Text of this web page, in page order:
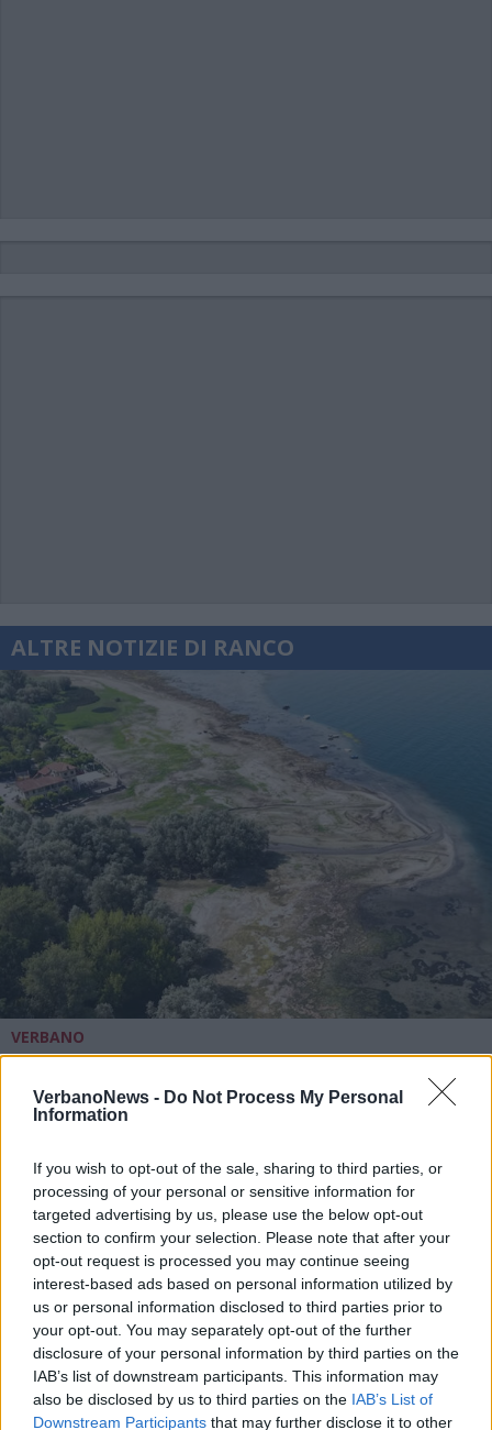
VerbanoNews - Do Not Process My Personal
Information
If you wish to opt-out of the sale, sharing to third parties, or
processing of your personal or sensitive information for
targeted advertising by us, please use the below opt-out
section to confirm your selection. Please note that after your
opt-out request is processed you may continue seeing
interest-based ads based on personal information utilized by
us or personal information disclosed to third parties prior to
your opt-out. You may separately opt-out of the further
disclosure of your personal information by third parties on the
IAB’s list of downstream participants. This information may
also be disclosed by us to third parties on the IAB’s List of
Downstream Participants that may further disclose it to other
ALTRE NOTIZIE DI RANCO
VERBANO
Barche in secca e sassi che
spuntano dalla terra: il sorvolo
sulla sponda varesina del lago